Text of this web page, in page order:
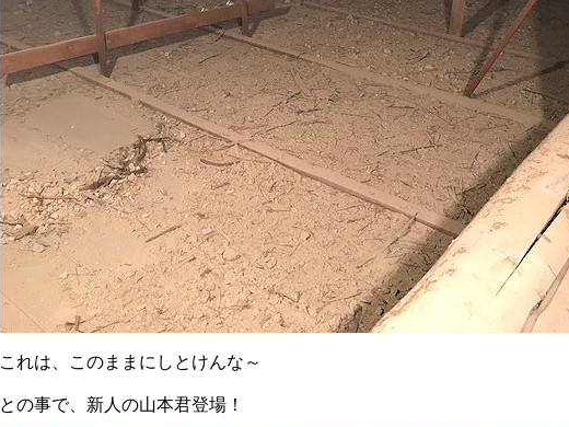
これは、このままにしとけんな～
との事で、新人の山本君登場！